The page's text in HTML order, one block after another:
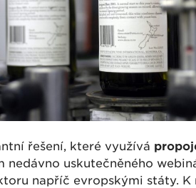
řešení, které využívá
uskutečněného
napříč evropskými státy.